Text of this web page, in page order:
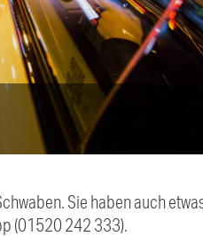
Sie haben auch
(01520 242 333).